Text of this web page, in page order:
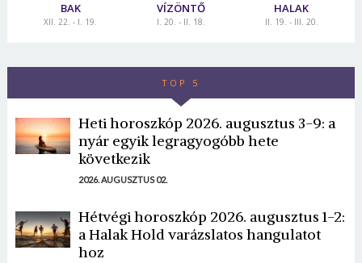
BAK
XII. 22. - I. 19.
VÍZÖNTŐ
I. 20. - II. 18.
HALAK
II. 19. - III. 20.
TOP 5
Heti horoszkóp 2026. augusztus 3-9: a
nyár egyik legragyogóbb hete
következik
2026. AUGUSZTUS 02.
Hétvégi horoszkóp 2026. augusztus 1-2:
a Halak Hold varázslatos hangulatot
hoz